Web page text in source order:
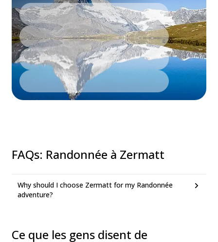
FAQs: Randonnée à Zermatt
Why should I choose Zermatt for my Randonnée
adventure?
Ce que les gens disent de